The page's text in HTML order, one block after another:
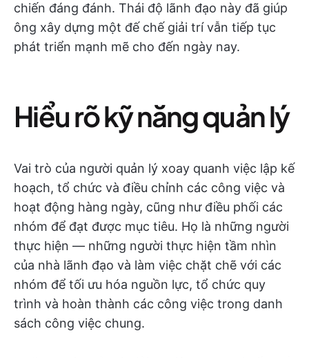
chiến đáng đánh. Thái độ lãnh đạo này đã giúp
ông xây dựng một đế chế giải trí vẫn tiếp tục
phát triển mạnh mẽ cho đến ngày nay.
Hiểu rõ kỹ năng quản lý
Vai trò của người quản lý xoay quanh việc lập kế
hoạch, tổ chức và điều chỉnh các công việc và
hoạt động hàng ngày, cũng như điều phối các
nhóm để đạt được mục tiêu. Họ là những người
thực hiện — những người thực hiện tầm nhìn
của nhà lãnh đạo và làm việc chặt chẽ với các
nhóm để tối ưu hóa nguồn lực, tổ chức quy
trình và hoàn thành các công việc trong danh
sách công việc chung.